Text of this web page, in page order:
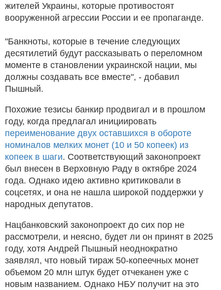
жителей Украины, которые противостоят
вооруженной агрессии России и ее пропаганде.
"Банкноты, которые в течение следующих
десятилетий будут рассказывать о переломном
моменте в становлении украинской нации, мы
должны создавать все вместе", - добавил
Пышный.
Похожие тезисы банкир продвигал и в прошлом
году, когда предлагал инициировать
переименование двух оставшихся в обороте
номиналов мелких монет (10 и 50 копеек) из
копеек в шаги. Соответствующий законопроект
был внесен в Верховную Раду в октябре 2024
года. Однако идею активно критиковали в
соцсетях, и она не нашла широкой поддержки у
народных депутатов.
Нацбанковский законопроект до сих пор не
рассмотрели, и неясно, будет ли он принят в 2025
году, хотя Андрей Пышный неоднократно
заявлял, что новый тираж 50-копеечных монет
объемом 20 млн штук будет отчеканен уже с
новым названием. Однако НБУ получит на это